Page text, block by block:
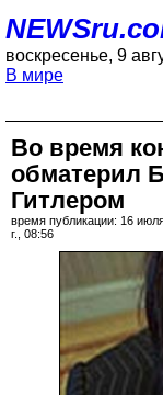
воскресенье, 9
В мире
Во время
обматерил
Гитлером
время публикации: 16
г., 08:56